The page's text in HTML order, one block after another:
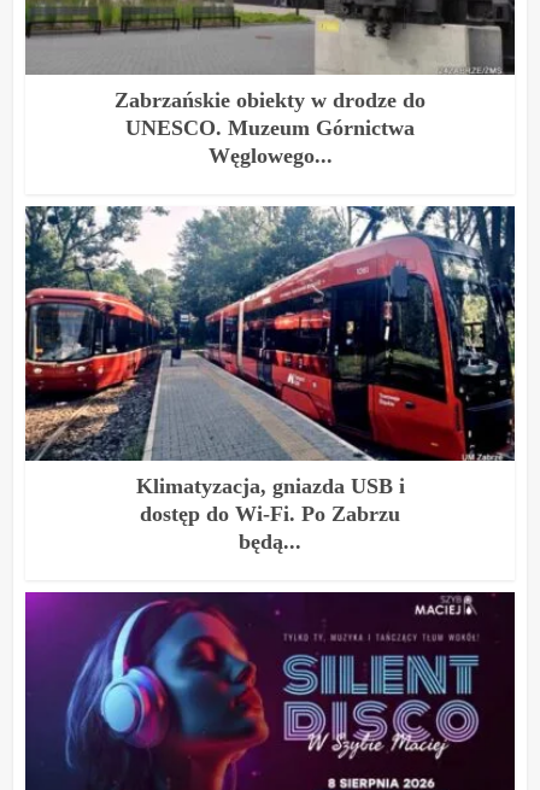
Zabrzańskie obiekty w drodze do
UNESCO. Muzeum Górnictwa
Węglowego...
Klimatyzacja, gniazda USB i
dostęp do Wi-Fi. Po Zabrzu
będą...